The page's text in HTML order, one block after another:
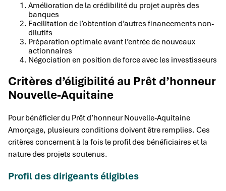
Amélioration de la crédibilité du projet auprès des
banques
Facilitation de l’obtention d’autres financements non-
dilutifs
Préparation optimale avant l’entrée de nouveaux
actionnaires
Négociation en position de force avec les investisseurs
Critères d’éligibilité au Prêt d’honneur
Nouvelle-Aquitaine
Pour bénéficier du Prêt d’honneur Nouvelle-Aquitaine
Amorçage, plusieurs conditions doivent être remplies. Ces
critères concernent à la fois le profil des bénéficiaires et la
nature des projets soutenus.
Profil des dirigeants éligibles